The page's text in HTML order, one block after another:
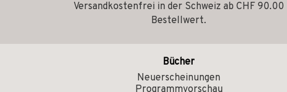
Versandkostenfrei in der Schweiz ab CHF 90.00
Bestellwert.
Bücher
Neuerscheinungen
Programmvorschau